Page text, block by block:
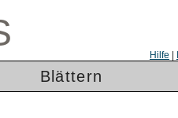
Hilfe
Blättern